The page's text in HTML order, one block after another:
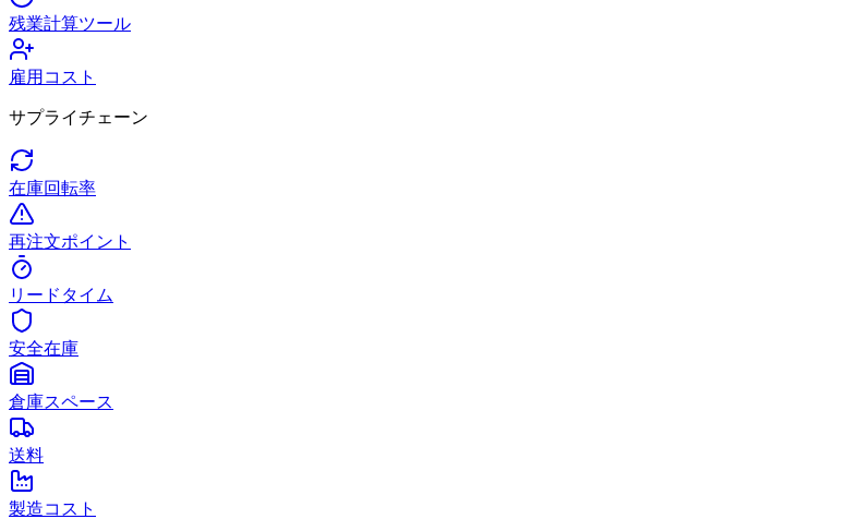
残業計算ツール
雇用コスト
サプライチェーン
在庫回転率
再注文ポイント
リードタイム
安全在庫
倉庫スペース
送料
製造コスト